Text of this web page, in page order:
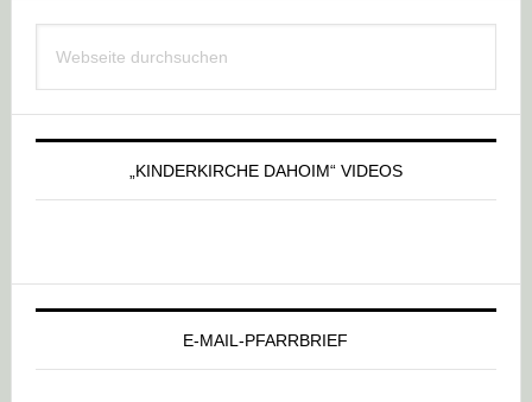
Haupt-
Sidebar
durchsuchen
„KINDERKIRCHE DAHOIM“ VIDEOS
E-MAIL-PFARRBRIEF